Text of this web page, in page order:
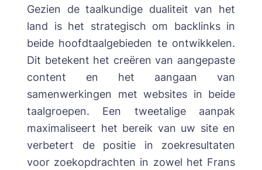
Gezien de taalkundige dualiteit van het
land is het strategisch om backlinks in
beide hoofdtaalgebieden te ontwikkelen.
Dit betekent het creëren van aangepaste
content en het aangaan van
samenwerkingen met websites in beide
taalgroepen. Een tweetalige aanpak
maximaliseert het bereik van uw site en
verbetert de positie in zoekresultaten
voor zoekopdrachten in zowel het Frans